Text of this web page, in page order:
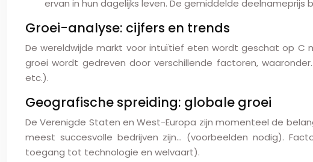
ervan in hun dagelijks leven. De gemiddelde deelnameprijs
Groei-analyse: cijfers en trends
De wereldwijde markt voor intuïtief eten wordt geschat op C
groei wordt gedreven door verschillende factoren,
etc.).
Geografische spreiding: globale groei
De Verenigde Staten en West-Europa zijn momenteel de
meest succesvolle bedrijven zijn… (voorbeelden nodig).
toegang tot technologie en welvaart).